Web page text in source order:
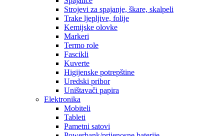
Strojevi za spajanje, škare, skalpeli
Trake ljepljive, folije
Kemijske olovke
Markeri
Termo role
Fascikli
Kuverte
Higijenske potrepštine
Uredski pribor
Uništavači papira
Elektronika
Mobiteli
Tableti
Pametni satovi